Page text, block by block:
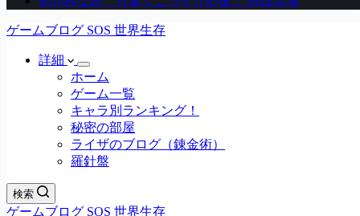
ゲームブログ SOS 世界生存
詳細
ホーム
ゲーム一覧
キャラ別ランキング！
秘密の部屋
ライザのブログ（錬金術）
羅針盤
検索
ゲームブログ SOS 世界生存